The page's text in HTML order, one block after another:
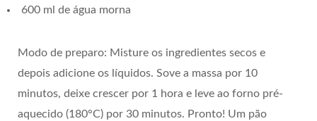
600 ml de água morna
Modo de preparo: Misture os ingredientes secos e
depois adicione os líquidos. Sove a massa por 10
minutos, deixe crescer por 1 hora e leve ao forno pré-
aquecido (180°C) por 30 minutos. Pronto! Um pão